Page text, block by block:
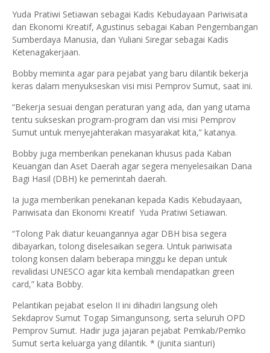
Yuda Pratiwi Setiawan sebagai Kadis Kebudayaan Pariwisata
dan Ekonomi Kreatif, Agustinus sebagai Kaban Pengembangan
Sumberdaya Manusia, dan Yuliani Siregar sebagai Kadis
Ketenagakerjaan.
Bobby meminta agar para pejabat yang baru dilantik bekerja
keras dalam menyukseskan visi misi Pemprov Sumut, saat ini.
“Bekerja sesuai dengan peraturan yang ada, dan yang utama
tentu sukseskan program-program dan visi misi Pemprov
Sumut untuk menyejahterakan masyarakat kita,” katanya.
Bobby juga memberikan penekanan khusus pada Kaban
Keuangan dan Aset Daerah agar segera menyelesaikan Dana
Bagi Hasil (DBH) ke pemerintah daerah.
Ia juga memberikan penekanan kepada Kadis Kebudayaan,
Pariwisata dan Ekonomi Kreatif Yuda Pratiwi Setiawan.
“Tolong Pak diatur keuangannya agar DBH bisa segera
dibayarkan, tolong diselesaikan segera. Untuk pariwisata
tolong konsen dalam beberapa minggu ke depan untuk
revalidasi UNESCO agar kita kembali mendapatkan green
card,” kata Bobby.
Pelantikan pejabat eselon II ini dihadiri langsung oleh
Sekdaprov Sumut Togap Simangunsong, serta seluruh OPD
Pemprov Sumut. Hadir juga jajaran pejabat Pemkab/Pemko
Sumut serta keluarga yang dilantik. * (junita sianturi)